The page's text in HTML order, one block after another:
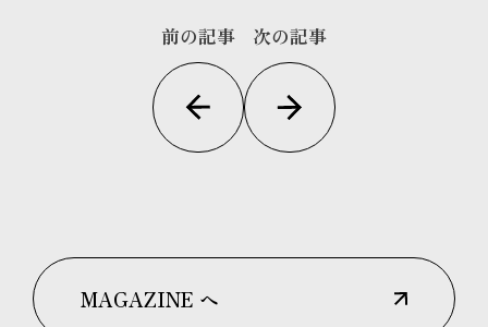
前の記事 次の記事
MAGAZINE へ